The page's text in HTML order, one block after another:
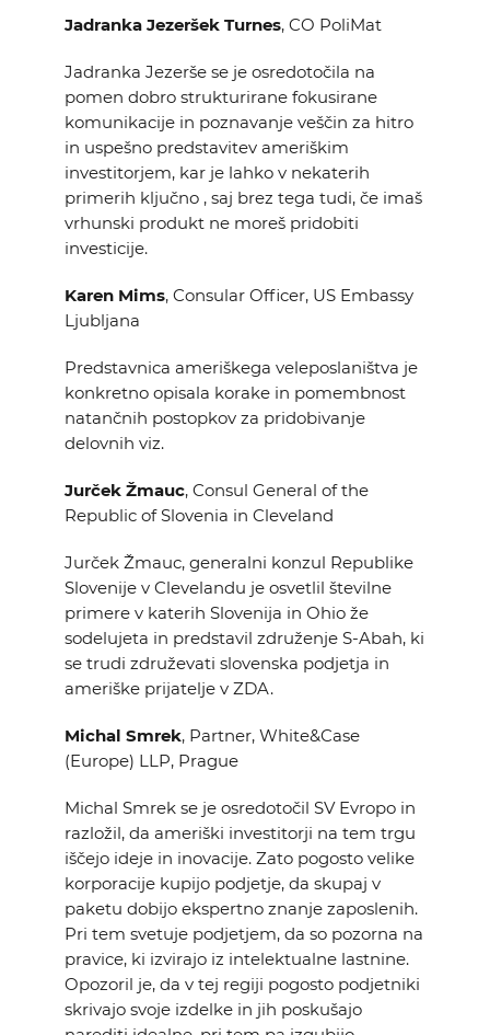
Jadranka Jezeršek Turnes, CO PoliMat
Jadranka Jezerše se je osredotočila na
pomen dobro strukturirane fokusirane
komunikacije in poznavanje veščin za hitro
in uspešno predstavitev ameriškim
investitorjem, kar je lahko v nekaterih
primerih ključno , saj brez tega tudi, če imaš
vrhunski produkt ne moreš pridobiti
investicije.
Karen Mims, Consular Officer, US Embassy
Ljubljana
Predstavnica ameriškega veleposlaništva je
konkretno opisala korake in pomembnost
natančnih postopkov za pridobivanje
delovnih viz.
Jurček Žmauc, Consul General of the
Republic of Slovenia in Cleveland
Jurček Žmauc, generalni konzul Republike
Slovenije v Clevelandu je osvetlil številne
primere v katerih Slovenija in Ohio že
sodelujeta in predstavil združenje S-Abah, ki
se trudi združevati slovenska podjetja in
ameriške prijatelje v ZDA.
Michal Smrek, Partner, White&Case
(Europe) LLP, Prague
Michal Smrek se je osredotočil SV Evropo in
razložil, da ameriški investitorji na tem trgu
iščejo ideje in inovacije. Zato pogosto velike
korporacije kupijo podjetje, da skupaj v
paketu dobijo ekspertno znanje zaposlenih.
Pri tem svetuje podjetjem, da so pozorna na
pravice, ki izvirajo iz intelektualne lastnine.
Opozoril je, da v tej regiji pogosto podjetniki
skrivajo svoje izdelke in jih poskušajo